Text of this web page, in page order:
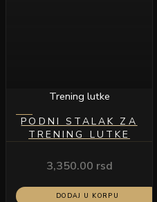
Trening lutke
PODNI STALAK ZA
TRENING LUTKE
3,350.00 rsd
DODAJ U KORPU